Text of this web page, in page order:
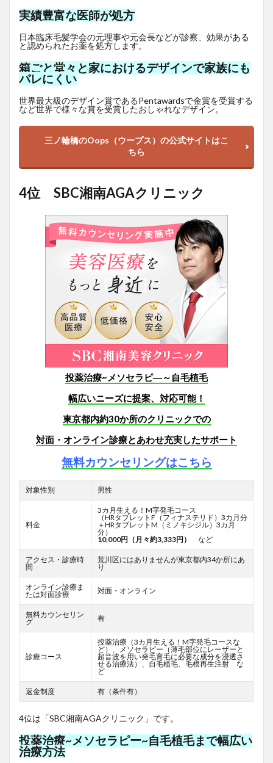
実績豊富な医師が処方
日本臨床毛髪学会の元理事や元会長などが診察、効果がある
と認められたお薬を処方します。
箱ごと堂々と家におけるデザインで家族にも
バレにくい
世界最大級のデザイン賞であるPentawardsで金賞を受賞する
など世界で様々な賞を受賞したおしゃれなデザイン。
三ノ輪橋のOops（ウープス）の公式サイトはこ
ちら
4位 SBC湘南AGAクリニック
投薬治療~メソセラピ―～自毛植毛
幅広いニーズに提案、対応可能！
東京都内約30か所のクリニックでの
対面・オンライン診療とあわせ充実したサポート
無料カウンセリングはこちら
対象性別 男性
料金
3カ月生える！M字発毛コース
（HRタブレットF （フィナステリド）3カ月分
＋HRタブレットM（ミノキシジル）3カ月
分）
10,000円（月々約3,333円） など
アクセス・診療時
間
荒川区にはありませんが東京都内34か所にあ
り
オンライン診療ま
たは対面診療
対面・オンライン
無料カウンセリン
グ
有
診療コース
投薬治療（3カ月生える！M字発毛コースな
ど）、メソセラピー（薄毛部位にレーザーと
超音波を用い発毛育毛に必要な成分を浸透さ
せる治療法）、自毛植毛、毛根再生注射 な
ど
返金制度 有（条件有）
4位は「SBC湘南AGAクリニック」です。
投薬治療~メソセラピー~自毛植毛まで幅広い
治療方法